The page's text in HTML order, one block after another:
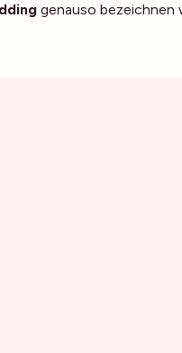
genauso bezeichnen